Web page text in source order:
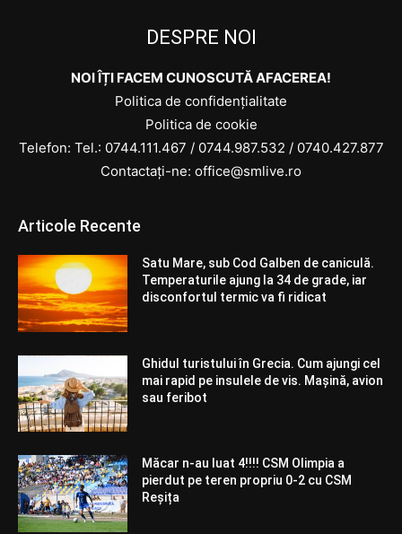
DESPRE NOI
NOI ÎȚI FACEM CUNOSCUTĂ AFACEREA!
Politica de confidențialitate
Politica de cookie
Telefon: Tel.: 0744.111.467 / 0744.987.532 / 0740.427.877
Contactați-ne: office@smlive.ro
Articole Recente
Satu Mare, sub Cod Galben de caniculă.
Temperaturile ajung la 34 de grade, iar
disconfortul termic va fi ridicat
Ghidul turistului în Grecia. Cum ajungi cel
mai rapid pe insulele de vis. Mașină, avion
sau feribot
Măcar n-au luat 4!!!! CSM Olimpia a
pierdut pe teren propriu 0-2 cu CSM
Reșița